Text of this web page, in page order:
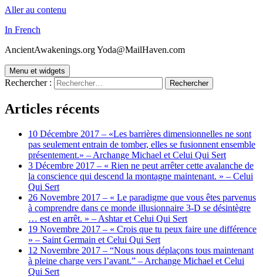
Aller au contenu
In French
AncientAwakenings.org Yoda@MailHaven.com
Menu et widgets
Rechercher :
Articles récents
10 Décembre 2017 – «Les barrières dimensionnelles ne sont
pas seulement entrain de tomber, elles se fusionnent ensemble
présentement.» – Archange Michael et Celui Qui Sert
3 Décembre 2017 – « Rien ne peut arrêter cette avalanche de
la conscience qui descend la montagne maintenant. » – Celui
Qui Sert
26 Novembre 2017 – « Le paradigme que vous êtes parvenus
à comprendre dans ce monde illusionnaire 3-D se désintègre
… est en arrêt. » – Ashtar et Celui Qui Sert
19 Novembre 2017 – « Crois que tu peux faire une différence
» – Saint Germain et Celui Qui Sert
12 Novembre 2017 – “Nous nous déplaçons tous maintenant
à pleine charge vers l’avant.” – Archange Michael et Celui
Qui Sert